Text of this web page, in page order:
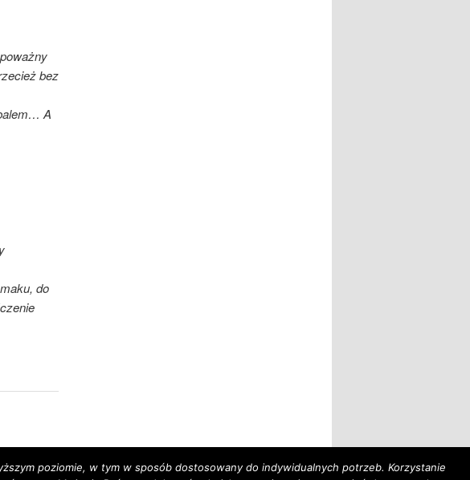
bez
A
do
poziomie, w tym w sposób dostosowany do indywidualnych potrzeb. Korzystanie